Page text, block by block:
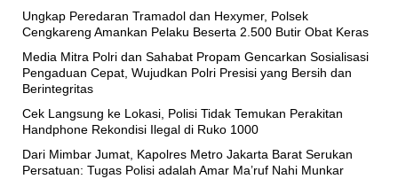
Ungkap Peredaran Tramadol dan Hexymer, Polsek
Cengkareng Amankan Pelaku Beserta 2.500 Butir Obat Keras
Media Mitra Polri dan Sahabat Propam Gencarkan Sosialisasi
Pengaduan Cepat, Wujudkan Polri Presisi yang Bersih dan
Berintegritas
Cek Langsung ke Lokasi, Polisi Tidak Temukan Perakitan
Handphone Rekondisi Ilegal di Ruko 1000
Dari Mimbar Jumat, Kapolres Metro Jakarta Barat Serukan
Persatuan: Tugas Polisi adalah Amar Ma’ruf Nahi Munkar